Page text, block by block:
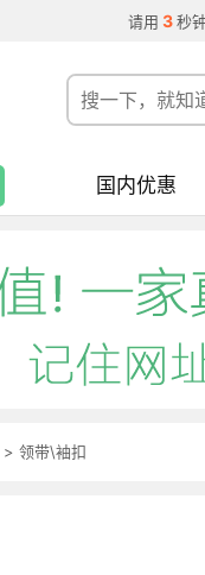
请用 3 秒
国内优惠
> 领带\袖扣